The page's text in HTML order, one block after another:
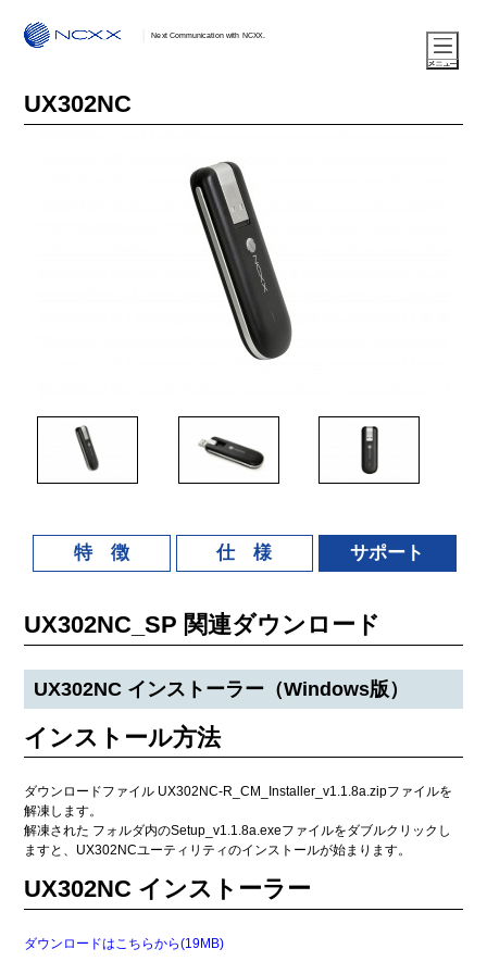
Next Communication with NCXX.
UX302NC
特 徴 仕 様 サポート
UX302NC_SP 関連ダウンロード
UX302NC インストーラー（Windows版）
インストール方法
ダウンロードファイル UX302NC-R_CM_Installer_v1.1.8a.zipファイルを
解凍します。
解凍された フォルダ内のSetup_v1.1.8a.exeファイルをダブルクリックし
ますと、UX302NCユーティリティのインストールが始まります。
UX302NC インストーラー
ダウンロードはこちらから(19MB)